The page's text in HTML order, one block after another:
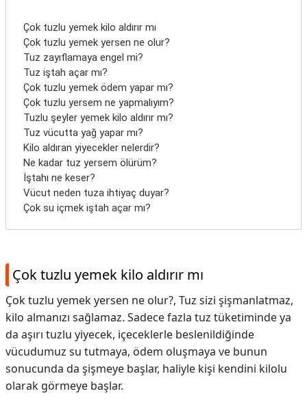
Çok tuzlu yemek kilo aldırır mı
Çok tuzlu yemek yersen ne olur?
Tuz zayıflamaya engel mi?
Tuz iştah açar mı?
Çok tuzlu yemek ödem yapar mı?
Çok tuzlu yersem ne yapmalıyım?
Tuzlu şeyler yemek kilo aldırır mı?
Tuz vücutta yağ yapar mı?
Kilo aldıran yiyecekler nelerdir?
Ne kadar tuz yersem ölürüm?
İştahı ne keser?
Vücut neden tuza ihtiyaç duyar?
Çok su içmek iştah açar mı?
Çok tuzlu yemek kilo aldırır mı
Çok tuzlu yemek yersen ne olur?, Tuz sizi şişmanlatmaz,
kilo almanızı sağlamaz. Sadece fazla tuz tüketiminde ya
da aşırı tuzlu yiyecek, içeceklerle beslenildiğinde
vücudumuz su tutmaya, ödem oluşmaya ve bunun
sonucunda da şişmeye başlar, haliyle kişi kendini kilolu
olarak görmeye başlar.